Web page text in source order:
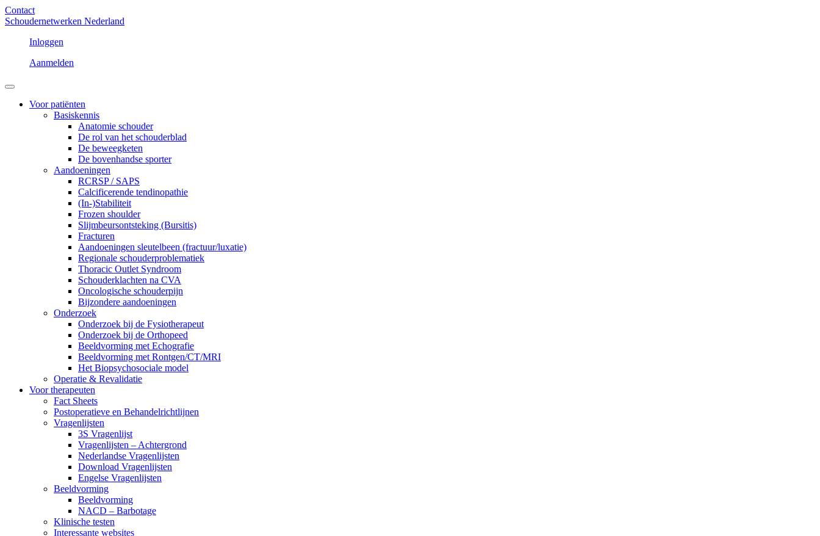
Contact
Schoudernetwerken Nederland
Inloggen
Aanmelden
Voor patiënten
Basiskennis
Anatomie schouder
De rol van het schouderblad
De beweegketen
De bovenhandse sporter
Aandoeningen
RCRSP / SAPS
Calcificerende tendinopathie
(In-)Stabiliteit
Frozen shoulder
Slijmbeursontsteking (Bursitis)
Fracturen
Aandoeningen sleutelbeen (fractuur/luxatie)
Regionale schouderproblematiek
Thoracic Outlet Syndroom
Schouderklachten na CVA
Oncologische schouderpijn
Bijzondere aandoeningen
Onderzoek
Onderzoek bij de Fysiotherapeut
Onderzoek bij de Orthopeed
Beeldvorming met Echografie
Beeldvorming met Rontgen/CT/MRI
Het Biopsychosociale model
Operatie & Revalidatie
Voor therapeuten
Fact Sheets
Postoperatieve en Behandelrichtlijnen
Vragenlijsten
3S Vragenlijst
Vragenlijsten – Achtergrond
Nederlandse Vragenlijsten
Download Vragenlijsten
Engelse Vragenlijsten
Beeldvorming
Beeldvorming
NACD – Barbotage
Klinische testen
Interessante websites